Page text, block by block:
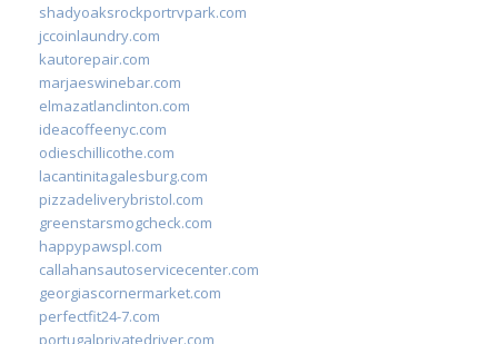
shadyoaksrockportrvpark.com
jccoinlaundry.com
kautorepair.com
marjaeswinebar.com
elmazatlanclinton.com
ideacoffeenyc.com
odieschillicothe.com
lacantinitagalesburg.com
pizzadeliverybristol.com
greenstarsmogcheck.com
happypawspl.com
callahansautoservicecenter.com
georgiascornermarket.com
perfectfit24-7.com
portugalprivatedriver.com